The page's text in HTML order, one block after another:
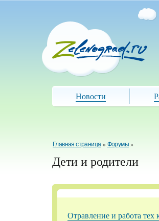
Новости
Главная страница »Форумы»
Дети и родители
Отравление и работа